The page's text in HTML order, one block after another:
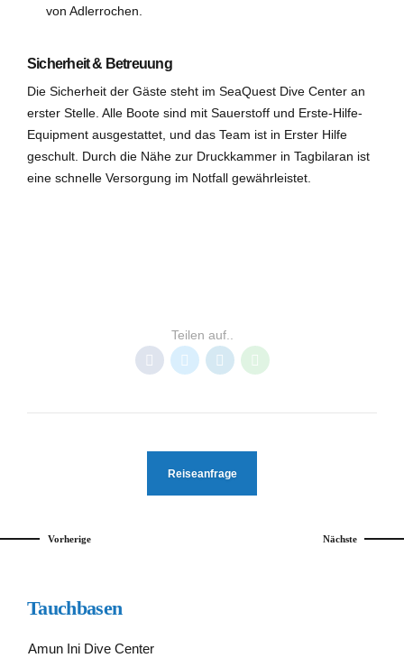
von Adlerrochen.
Sicherheit & Betreuung
Die Sicherheit der Gäste steht im SeaQuest Dive Center an
erster Stelle. Alle Boote sind mit Sauerstoff und Erste-Hilfe-
Equipment ausgestattet, und das Team ist in Erster Hilfe
geschult. Durch die Nähe zur Druckkammer in Tagbilaran ist
eine schnelle Versorgung im Notfall gewährleistet.
Teilen auf..
Reiseanfrage
Vorherige Nächste
Tauchbasen
Amun Ini Dive Center